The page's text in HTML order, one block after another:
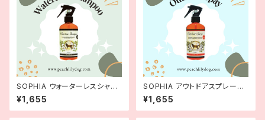
SOPHIA ウォーターレスシャン
プー Waterless Shampoo 2
50ml 【デオドラント】
¥1,655
SOPHIA アウトドアスプレーOu
tdoor Spray 250ml
¥1,655